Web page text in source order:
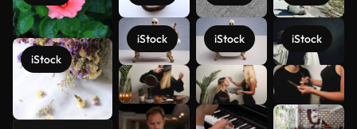
iStock
iStock iStock iStock
Scopri di
più